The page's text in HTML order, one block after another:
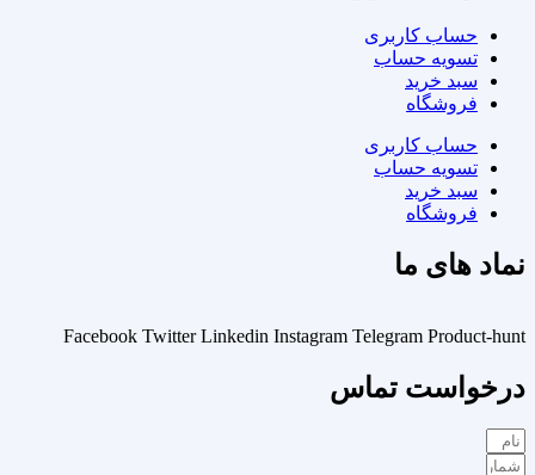
حساب کاربری
تسویه حساب
سبد خرید
فروشگاه
حساب کاربری
تسویه حساب
سبد خرید
فروشگاه
نماد های ما
Facebook Twitter Linkedin Instagram Telegram Product-hunt
درخواست تماس